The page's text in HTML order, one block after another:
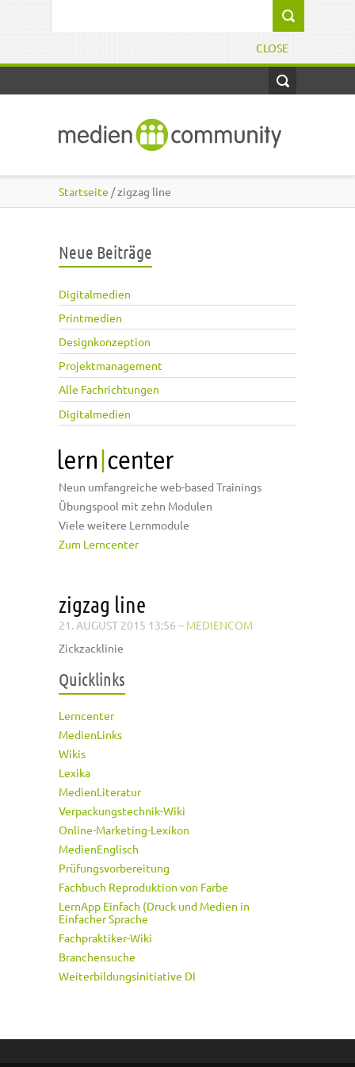
CLOSE
Startseite / zigzag line
Neue Beiträge
Digitalmedien
Printmedien
Designkonzeption
Projektmanagement
Alle Fachrichtungen
Digitalmedien
Neun umfangreiche web-based Trainings
Übungspool mit zehn Modulen
Viele weitere Lernmodule
Zum Lerncenter
zigzag line
21. AUGUST 2015 13:56 – MEDIENCOM
Zickzacklinie
Quicklinks
Lerncenter
MedienLinks
Wikis
Lexika
MedienLiteratur
Verpackungstechnik-Wiki
Online-Marketing-Lexikon
MedienEnglisch
Prüfungsvorbereitung
Fachbuch Reproduktion von Farbe
LernApp Einfach (Druck und Medien in
Einfacher Sprache
Fachpraktiker-Wiki
Branchensuche
Weiterbildungsinitiative DI